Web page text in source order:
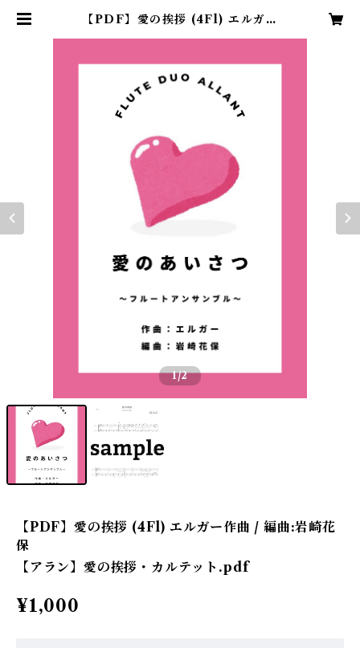
【PDF】愛の挨拶 (4Fl) エルガー
1/2
【PDF】愛の挨拶 (4Fl) エルガー作曲 / 編曲:岩崎花
保
【アラン】愛の挨拶・カルテット.pdf
¥1,000